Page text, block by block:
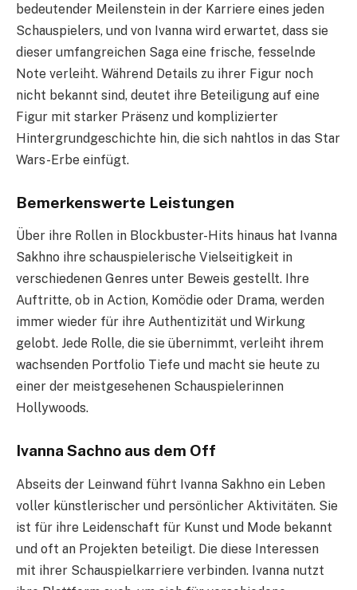
bedeutender Meilenstein in der Karriere eines jeden
Schauspielers, und von Ivanna wird erwartet, dass sie
dieser umfangreichen Saga eine frische, fesselnde
Note verleiht. Während Details zu ihrer Figur noch
nicht bekannt sind, deutet ihre Beteiligung auf eine
Figur mit starker Präsenz und komplizierter
Hintergrundgeschichte hin, die sich nahtlos in das Star
Wars-Erbe einfügt.
Bemerkenswerte Leistungen
Über ihre Rollen in Blockbuster-Hits hinaus hat Ivanna
Sakhno ihre schauspielerische Vielseitigkeit in
verschiedenen Genres unter Beweis gestellt. Ihre
Auftritte, ob in Action, Komödie oder Drama, werden
immer wieder für ihre Authentizität und Wirkung
gelobt. Jede Rolle, die sie übernimmt, verleiht ihrem
wachsenden Portfolio Tiefe und macht sie heute zu
einer der meistgesehenen Schauspielerinnen
Hollywoods.
Ivanna Sachno aus dem Off
Abseits der Leinwand führt Ivanna Sakhno ein Leben
voller künstlerischer und persönlicher Aktivitäten. Sie
ist für ihre Leidenschaft für Kunst und Mode bekannt
und oft an Projekten beteiligt. Die diese Interessen
mit ihrer Schauspielkarriere verbinden. Ivanna nutzt